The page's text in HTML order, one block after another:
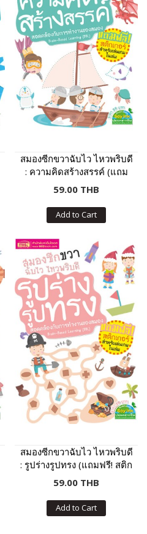
สมองซีกขวาฉับไว ไหวพริบดี
: ความคิดสร้างสรรค์ (แถม
ฟรี! สติกเกอร์)
59.00 THB
Add to Cart
สมองซีกขวาฉับไว ไหวพริบดี
: รูปร่างรูปทรง (แถมฟรี! สติก
เกอร์)
59.00 THB
Add to Cart